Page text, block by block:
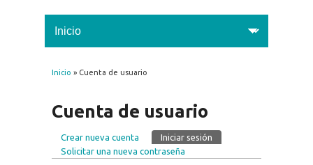
Se encuentra usted aquí
Inicio » Cuenta de usuario
Cuenta de usuario
Solapas principales
Crear nueva cuenta Iniciar sesión
Solicitar una nueva contraseña